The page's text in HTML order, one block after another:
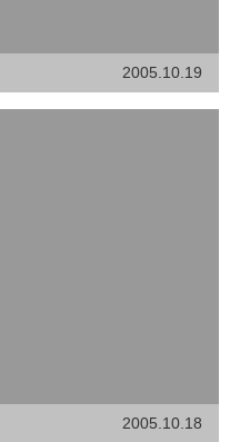
2005.10.19
2005.10.18